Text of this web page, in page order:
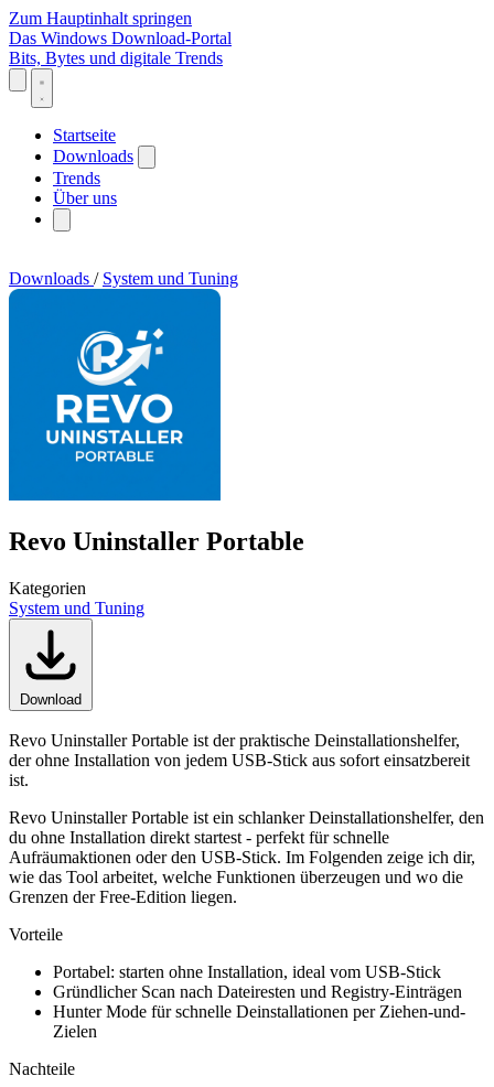
Zum Hauptinhalt springen
Das Windows Download-Portal
Bits, Bytes und digitale Trends
Startseite
Downloads
Trends
Über uns
Downloads / System und Tuning
Revo Uninstaller Portable
Kategorien
System und Tuning
Download
Revo Uninstaller Portable ist der praktische Deinstallationshelfer,
der ohne Installation von jedem USB-Stick aus sofort einsatzbereit
ist.
Revo Uninstaller Portable ist ein schlanker Deinstallationshelfer, den
du ohne Installation direkt startest - perfekt für schnelle
Aufräumaktionen oder den USB-Stick. Im Folgenden zeige ich dir,
wie das Tool arbeitet, welche Funktionen überzeugen und wo die
Grenzen der Free-Edition liegen.
Vorteile
Portabel: starten ohne Installation, ideal vom USB-Stick
Gründlicher Scan nach Dateiresten und Registry-Einträgen
Hunter Mode für schnelle Deinstallationen per Ziehen-und-
Zielen
Nachteile